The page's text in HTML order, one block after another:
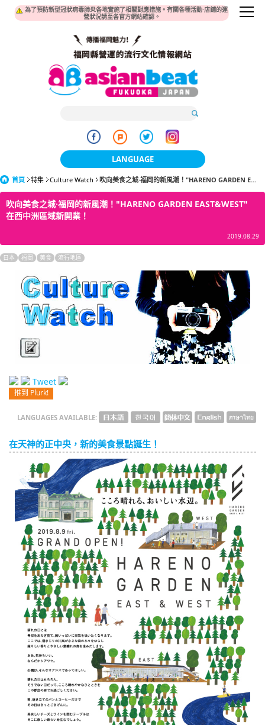
為了預防新型冠狀病毒肺炎各地實施了相關對應措施。有關各種活動·店鋪的運
營狀況請至各官方網站確認。
LANGUAGE
日本語
한국어
English
ภาษาไทย
Bahasa Indonesia
首頁 特集 Culture Watch 吹向美食之城·福岡的新風潮！"HARENO GARDEN E...
吹向美食之城·福岡的新風潮！"HARENO GARDEN EAST&WEST"
在西中洲區域新開業！
2019.08.29
日本 福岡 美食 流行地區
Tweet
推到 Plurk!
LANGUAGES AVAILABLE:
在天神的正中央，新的美食景點誕生！